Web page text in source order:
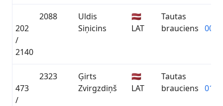
202
/
2140
2088
Uldis
Siņicins
🇱🇻
LAT
Tautas
brauciens
473
/
2323
Ģirts
Zvirgzdiņš
🇱🇻
LAT
Tautas
brauciens